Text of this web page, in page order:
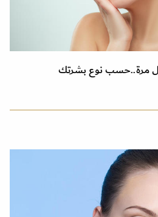
مرة..حسب نوع بشرتك